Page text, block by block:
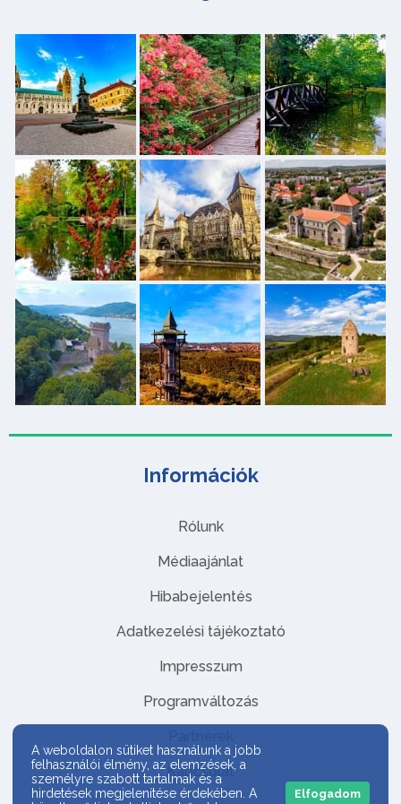
Információk
Rólunk
Médiaajánlat
Hibabejelentés
Adatkezelési tájékoztató
Impresszum
Programváltozás
Kapcsolat
A weboldalon sütiket használunk a jobb
felhasználói élmény, az elemzések, a
személyre szabott tartalmak és a
hirdetések megjelenítése érdekében. A
Elfogadom